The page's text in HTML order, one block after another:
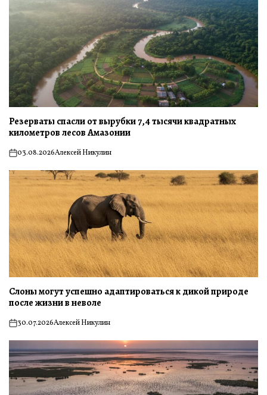
Резерваты спасли от вырубки 7,4 тысячи квадратных
километров лесов Амазонии
on03.08.2026Алексей Никулин
Слоны могут успешно адаптироваться к дикой природе
после жизни в неволе
on30.07.2026Алексей Никулин